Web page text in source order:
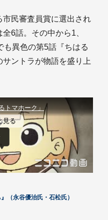
民審査員賞に選出され
6話。その中から1、
も異色の第5話『ちはる
サントラが物語を盛り上
（永谷優治氏・石松氏）